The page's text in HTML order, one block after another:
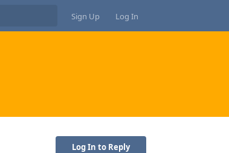
Sign Up Log In
Log In to Reply